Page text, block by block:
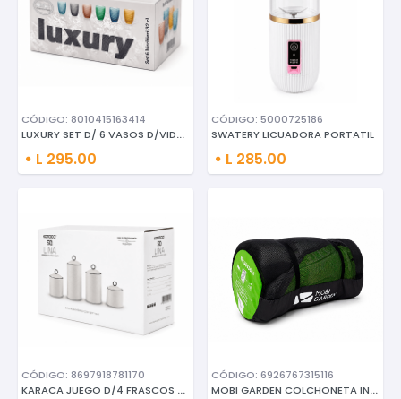
CÓDIGO: 8010415163414
LUXURY SET D/ 6 VASOS D/VIDRIO
L 295.00
CÓDIGO: 5000725186
SWATERY LICUADORA PORTATIL
L 285.00
CÓDIGO: 8697918781170
KARACA JUEGO D/4 FRASCOS D/CER
CÓDIGO: 6926767315116
MOBI GARDEN COLCHONETA INFLABL